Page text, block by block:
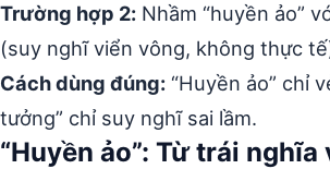
Trường hợp 2: Nhầm “huyền ảo”
(suy nghĩ viển vông, không thực
Cách dùng đúng: “Huyền ảo” chỉ
tưởng” chỉ suy nghĩ sai lầm.
“Huyền ảo”: Từ trái nghĩa